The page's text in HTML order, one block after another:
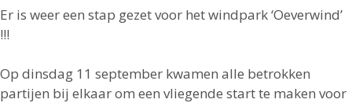
Er is weer een stap gezet voor het windpark ‘Oeverwind’
!!!
Op dinsdag 11 september kwamen alle betrokken
partijen bij elkaar om een vliegende start te maken voor